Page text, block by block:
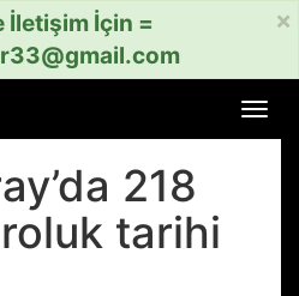
×
İletişim İçin =
aç
218
tarihi